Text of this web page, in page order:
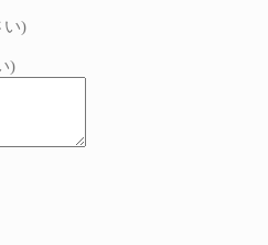
い)
)